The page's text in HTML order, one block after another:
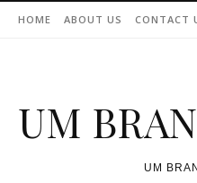
HOME ABOUT US CONTACT
UM
UM